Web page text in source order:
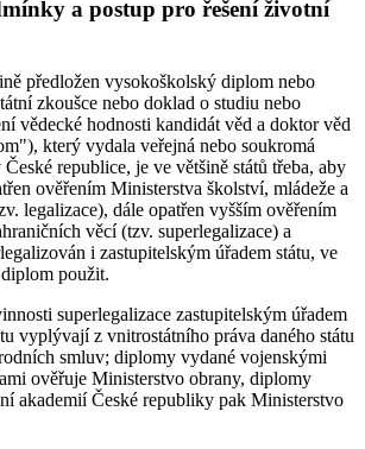
a postup pro řešení životní
předložen vysokoškolský diplom nebo
zkoušce nebo doklad o studiu nebo
vědecké hodnosti kandidát věd a doktor věd
který vydala veřejná nebo soukromá
republice, je ve většině států třeba, aby
ověřením Ministerstva školství, mládeže a
legalizace), dále opatřen vyšším ověřením
věcí (tzv. superlegalizace) a
i zastupitelským úřadem státu, ve
použit.
superlegalizace zastupitelským úřadem
vyplývají z vnitrostátního práva daného státu
smluv; diplomy vydané vojenskými
ověřuje Ministerstvo obrany, diplomy
akademií České republiky pak Ministerstvo